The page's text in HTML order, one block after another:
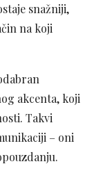
snažniji,
na koji
akcenta, koji
Takvi
– oni